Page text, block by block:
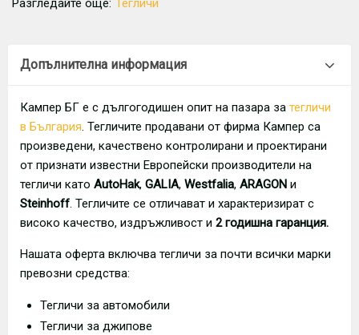
Разгледайте още: Тегличи
Допълнителна информация
Кампер БГ е с дългогодишен опит на пазара за тегличи
в България. Тегличите продавани от фирма Кампер са
произведени, качествено контролирани и проектирани
от признати известни Европейски производители на
тегличи като AutoHak, GALIA, Westfalia, ARAGON и
Steinhoff. Тегличите се отличават и характеризират с
високо качество, издръжливост и 2 годишна гаранция.
Нашата оферта включва тегличи за почти всички марки
превозни средства:
Тегличи за автомобили
Тегличи за джипове